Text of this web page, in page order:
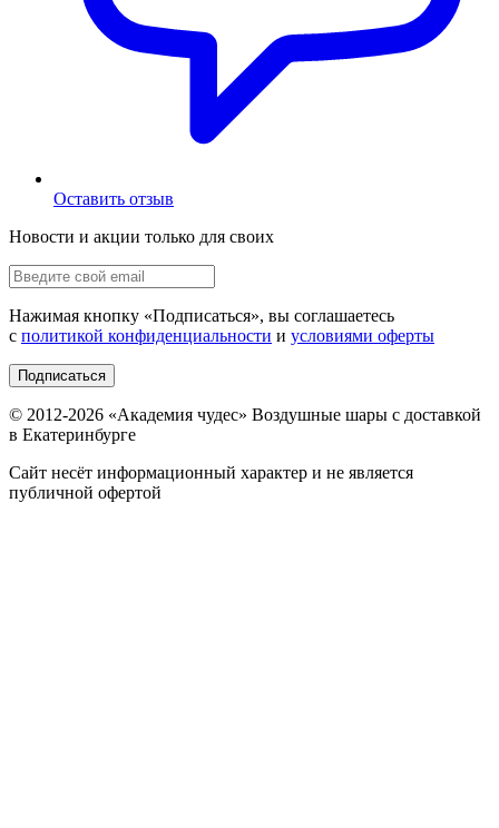
Оставить отзыв
Новости и акции только для своих
Нажимая кнопку «Подписаться», вы соглашаетесь
с политикой конфиденциальности и условиями оферты
Подписаться
© 2012-2026 «Академия чудес» Воздушные шары с доставкой
в Екатеринбурге
Сайт несёт информационный характер и не является
публичной офертой